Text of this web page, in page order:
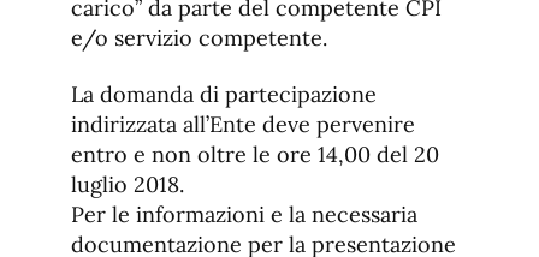
carico” da parte del competente CPI
e/o servizio competente.
La domanda di partecipazione
indirizzata all’Ente deve pervenire
entro e non oltre le ore 14,00 del 20
luglio 2018.
Per le informazioni e la necessaria
documentazione per la presentazione